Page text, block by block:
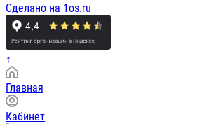
Сделано на 1os.ru
↑
Главная
Кабинет